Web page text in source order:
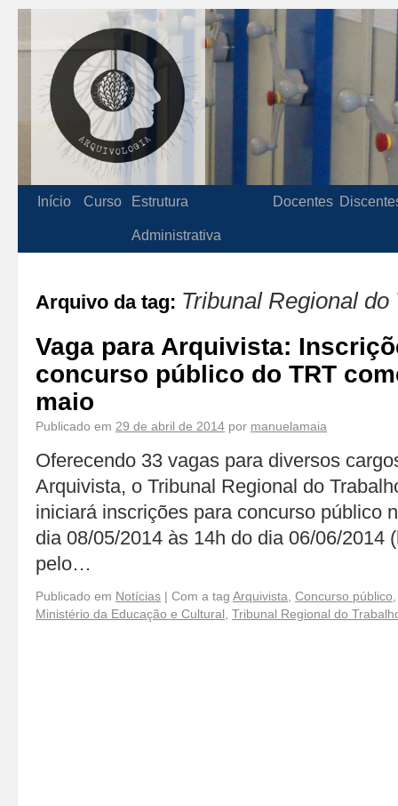
Início Curso Estrutura
Administrativa
Docentes
Arquivo da tag: Tribunal Regional
Vaga para Arquivista:
concurso público do TRT
maio
Publicado em 29 de abril de 2014 por manuelamaia
Oferecendo 33 vagas para diversos
Arquivista, o Tribunal Regional do
iniciará inscrições para concurso público
dia 08/05/2014 às 14h do dia 06/06/2014
pelo…
Publicado em Notícias | Com a tag Arquivista Concurso público
Ministério da Educação e Cultural Tribunal Regional do